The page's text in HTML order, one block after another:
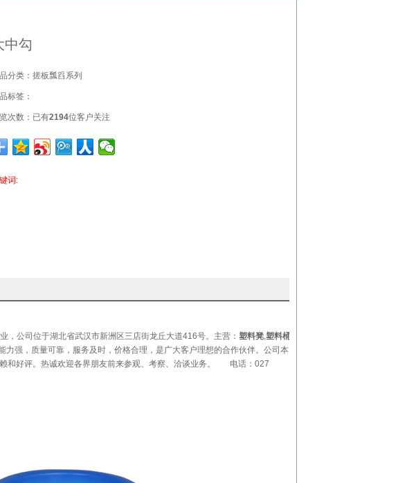
中勾
分类： 搓板瓢舀系列
标签：
次数： 已有2194位客户关注
词:
，公司位于湖北省武汉市新洲区三店街龙丘大道416号。主营： 塑料凳,塑料桶厂
力强，质量可靠，服务及时，价格合理，是广大客户理想的合作伙伴。公司本
和好评。热诚欢迎各界朋友前来参观、考察、洽谈业务。 电话：027